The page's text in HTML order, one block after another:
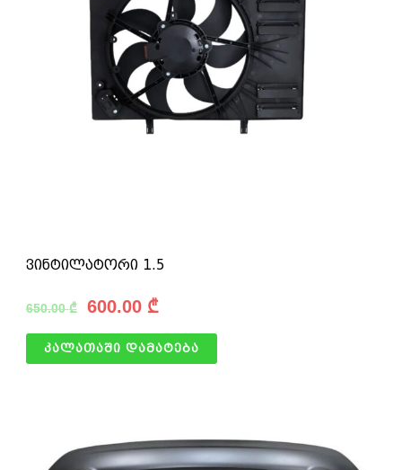
ვინტილატორი 1.5
650.00₾ 600.00 ₾
კალათაში დამატება